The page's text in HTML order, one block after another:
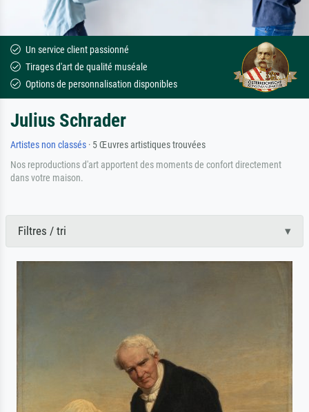
Un service client passionné
Tirages d'art de qualité muséale
Options de personnalisation disponibles
Julius Schrader
Artistes non classés · 5 Œuvres artistiques trouvées
Nos reproductions d'art apportent des moments de confort directement
dans votre maison.
Filtres / tri